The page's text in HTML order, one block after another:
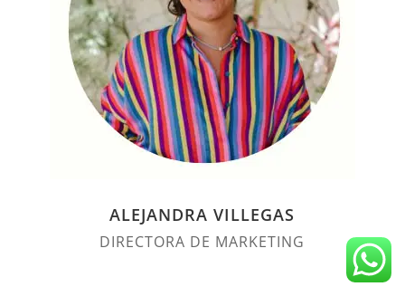
ALEJANDRA VILLEGAS
DIRECTORA DE MARKETING